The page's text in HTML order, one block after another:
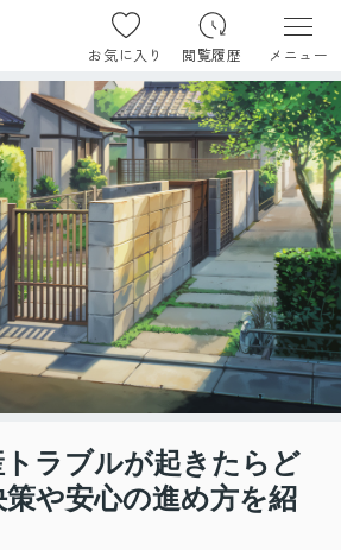
お気に入り 閲覧履歴 メニュー
ラブルが起きたらど
策や安心の進め方を紹